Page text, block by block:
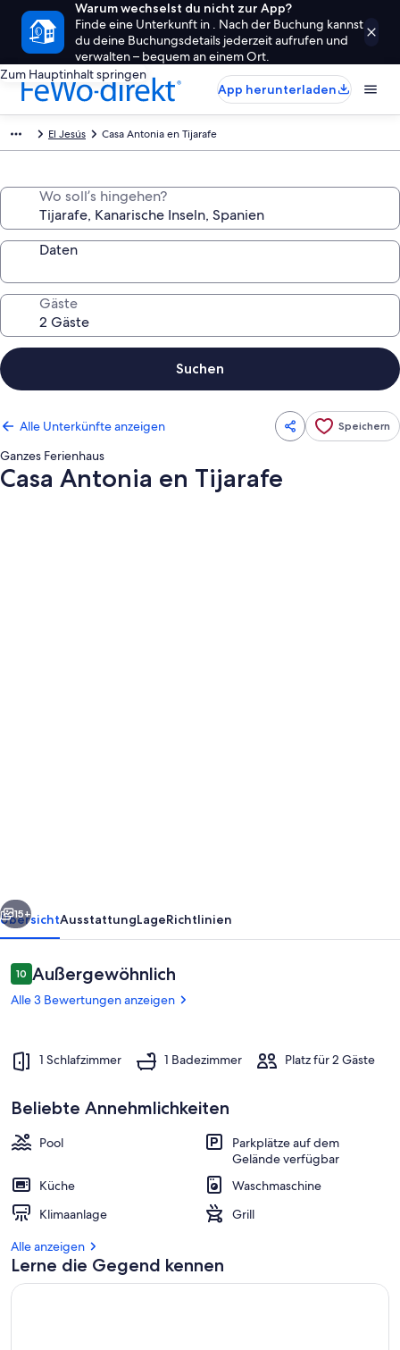
Warum wechselst du nicht zur App?
Finde eine Unterkunft in . Nach der Buchung kannst
du deine Buchungsdetails jederzeit aufrufen und
verwalten – bequem an einem Ort.
Zum Hauptinhalt springen
App herunterladen
El Jesús Casa Antonia en Tijarafe
Wo soll’s hingehen?
Daten
Gäste
Suchen
Alle Unterkünfte anzeigen Speichern
Ganzes Ferienhaus
Casa Antonia en Tijarafe
Pool
Weiter
15+
ÜbersichtAusstattungLageRichtlinien
Bewertungen
1010 von 10.
Außergewöhnlich
Alle 3 Bewertungen anzeigen
1 Schlafzimmer 1 Badezimmer Platz für 2 Gäste
Beliebte Annehmlichkeiten
Pool
Parkplätze auf dem
Gelände verfügbar
Küche
Waschmaschine
Klimaanlage
Grill
Alle anzeigen
Lerne die Gegend kennen